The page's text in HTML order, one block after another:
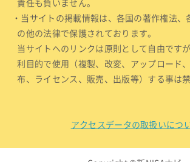
責任も負いません。
・当サイトの掲載情報は、各国の著作権法、
の他の法律で保護されております。
当サイトへのリンクは原則として自由です
利目的で使用（複製、改変、アップロード
布、ライセンス、販売、出版等）する事は禁
アクセスデータの取扱いにつ